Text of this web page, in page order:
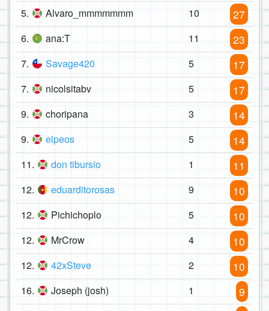
5. Alvaro_mmmmmmm 10 27
6. ana:T 11 23
7. Savage420 5 17
7. nicolsitabv 5 17
9. choripana 3 14
9. elpeos 5 14
11. don tibursio 1 11
12. eduarditorosas 9 10
12. Pichichoplo 5 10
12. MrCrow 4 10
12. 42xSteve 2 10
16. Joseph (josh) 1 9